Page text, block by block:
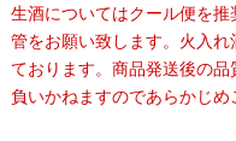
生酒についてはクール便を
管をお願い致します。火入
ております。商品発送後の
負いかねますのであらかじめ